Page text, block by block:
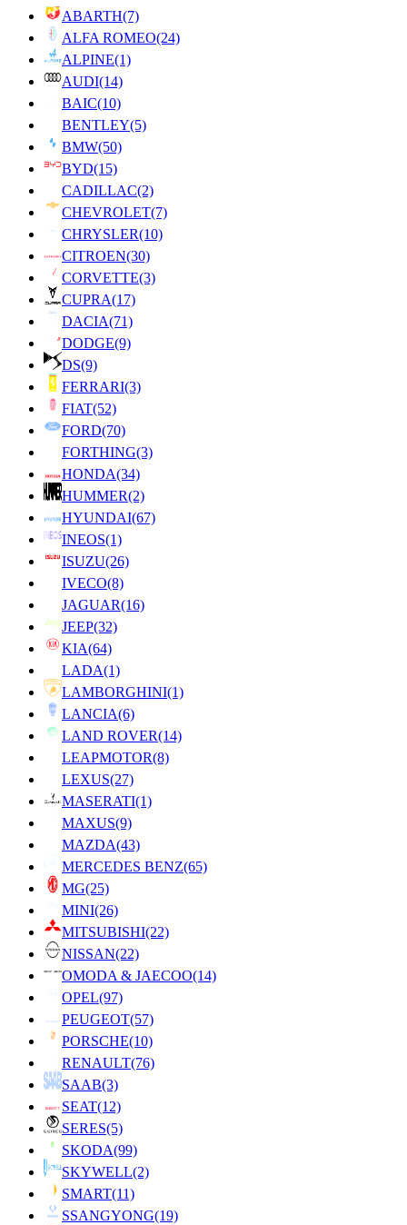
ABARTH(7)
ALFA ROMEO(24)
ALPINE(1)
AUDI(14)
BAIC(10)
BENTLEY(5)
BMW(50)
BYD(15)
CADILLAC(2)
CHEVROLET(7)
CHRYSLER(10)
CITROEN(30)
CORVETTE(3)
CUPRA(17)
DACIA(71)
DODGE(9)
DS(9)
FERRARI(3)
FIAT(52)
FORD(70)
FORTHING(3)
HONDA(34)
HUMMER(2)
HYUNDAI(67)
INEOS(1)
ISUZU(26)
IVECO(8)
JAGUAR(16)
JEEP(32)
KIA(64)
LADA(1)
LAMBORGHINI(1)
LANCIA(6)
LAND ROVER(14)
LEAPMOTOR(8)
LEXUS(27)
MASERATI(1)
MAXUS(9)
MAZDA(43)
MERCEDES BENZ(65)
MG(25)
MINI(26)
MITSUBISHI(22)
NISSAN(22)
OMODA & JAECOO(14)
OPEL(97)
PEUGEOT(57)
PORSCHE(10)
RENAULT(76)
SAAB(3)
SEAT(12)
SERES(5)
SKODA(99)
SKYWELL(2)
SMART(11)
SSANGYONG(19)